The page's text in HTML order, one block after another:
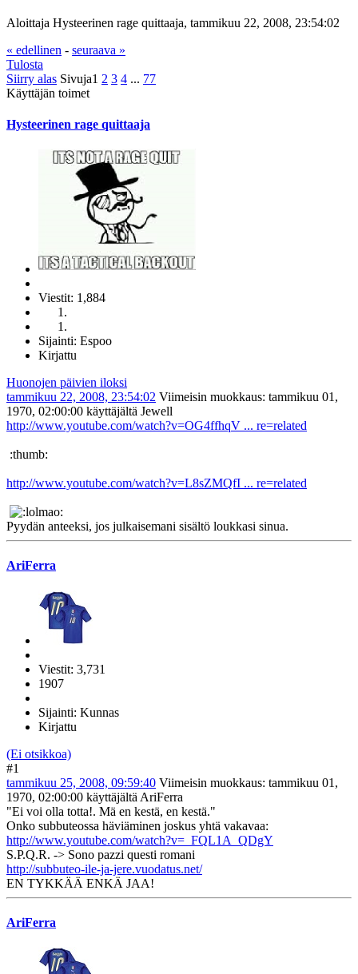
Aloittaja Hysteerinen rage quittaaja, tammikuu 22, 2008, 23:54:02
« edellinen - seuraava »
Tulosta
Siirry alas Sivuja1 2 3 4 ... 77
Käyttäjän toimet
Hysteerinen rage quittaaja
Viestit: 1,884
Sijainti: Espoo
Kirjattu
Huonojen päivien iloksi
tammikuu 22, 2008, 23:54:02 Viimeisin muokkaus: tammikuu 01,
1970, 02:00:00 käyttäjältä Jewell
http://www.youtube.com/watch?v=OG4ffhqV ... re=related
:thumb:
http://www.youtube.com/watch?v=L8sZMQfI ... re=related
Pyydän anteeksi, jos julkaisemani sisältö loukkasi sinua.
AriFerra
Viestit: 3,731
1907
Sijainti: Kunnas
Kirjattu
(Ei otsikkoa)
#1
tammikuu 25, 2008, 09:59:40 Viimeisin muokkaus: tammikuu 01,
1970, 02:00:00 käyttäjältä AriFerra
"Ei voi olla totta!. Mä en kestä, en kestä."
Onko subbuteossa häviäminen joskus yhtä vakavaa:
http://www.youtube.com/watch?v=_FQL1A_QDgY
S.P.Q.R. -> Sono pazzi questi romani
http://subbuteo-ile-ja-jere.vuodatus.net/
EN TYKKÄÄ ENKÄ JAA!
AriFerra